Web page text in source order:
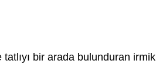
bir arada bulunduran irmik